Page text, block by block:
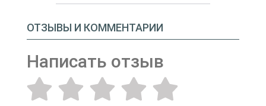
ОТЗЫВЫ И КОММЕНТАРИИ
Написать отзыв